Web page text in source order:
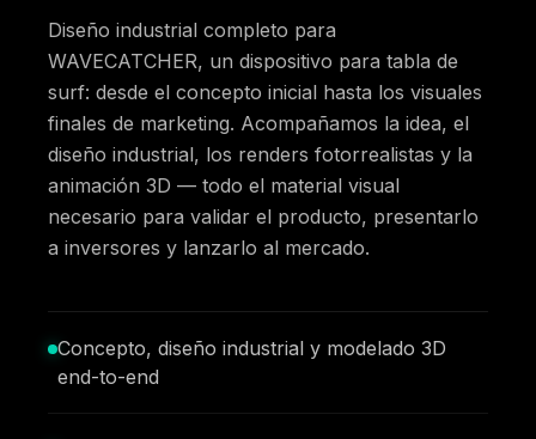
Diseño industrial completo para
WAVECATCHER, un dispositivo para tabla de
surf: desde el concepto inicial hasta los visuales
finales de marketing. Acompañamos la idea, el
diseño industrial, los renders fotorrealistas y la
animación 3D — todo el material visual
necesario para validar el producto, presentarlo
a inversores y lanzarlo al mercado.
Concepto, diseño industrial y modelado 3D
end-to-end